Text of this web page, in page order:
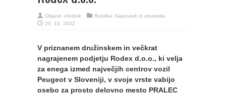
Objavil: Urednik Rubrika: Napovedi in obvestila
20. 10. 2022
V priznanem družinskem in večkrat
nagrajenem podjetju Rodex d.o.o., ki velja
za enega izmed največjih centrov vozil
Peugeot v Sloveniji, v svoje vrste vabijo
osebo za prosto delovno mesto PRALEC